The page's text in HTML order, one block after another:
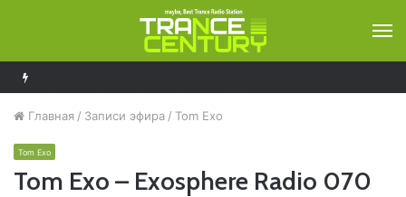
Главная / Записи эфира / Tom Exo
Tom Exo
Tom Exo – Exosphere Radio 070